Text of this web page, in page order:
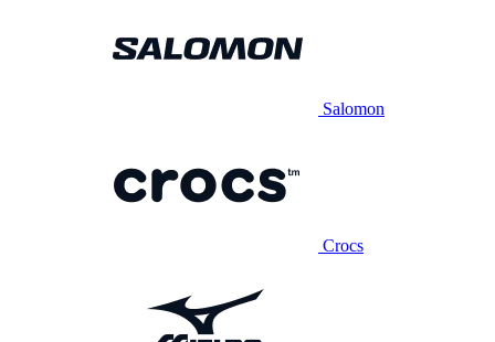
Salomon
Crocs